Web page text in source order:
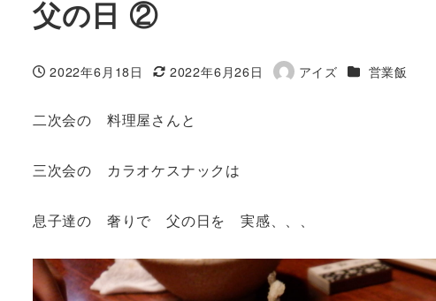
父の日 ②
投稿日
2022年6月18日
更新日
2022年6月26日
著
アイズ カテゴリー
営業飯
二次会の 料理屋さんと
三次会の カラオケスナックは
息子達の 奢りで 父の日を 実感、、、